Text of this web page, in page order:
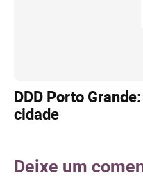
DDD Porto
cidade
Deixe um